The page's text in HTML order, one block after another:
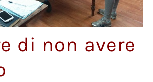
di non avere